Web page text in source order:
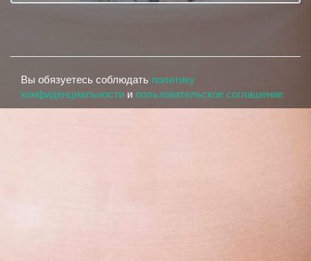
Вы обязуетесь соблюдать политику
конфиденциальности и пользовательское соглашение